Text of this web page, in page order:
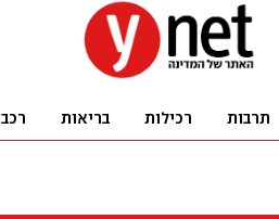
תרבות רכילות בריאות רכב